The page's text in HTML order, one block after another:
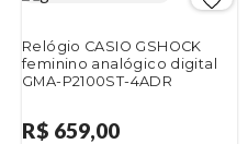
Relógio CASIO GSHOCK
feminino analógico digital
GMA-P2100ST-4ADR
R$ 659,00